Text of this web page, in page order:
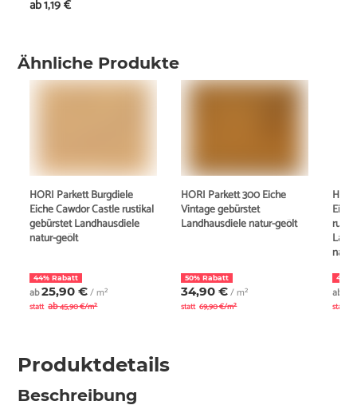
Ähnliche Produkte
HORI Parkett Burgdiele
Eiche Cawdor Castle rustikal
gebürstet Landhausdiele
natur-geölt
44% Rabatt
ab25,90 €/ m²
statt ab45,90 €/m²
HORI Parkett 300 Eiche
Vintage gebürstet
Landhausdiele natur-geölt
50% Rabatt
34,90 €/ m²
statt 69,90 €/m²
44%
ab
statt
Produktdetails
Beschreibung
ab1,19 €